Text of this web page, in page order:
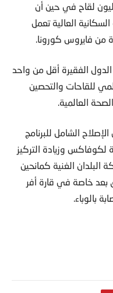
وزع البرنامج أكثر من 90 مليون لقاح في حين أن
العالية تعمل
من فايروس كورونا.
الفقيرة أقل من واحد
للقاحات والتحصين
العالمية.
الشامل للبرنامج
لكوفاكس وزيادة التركيز
البلدان الغنية كمانحين
بعد خاصة في قارة أفر
بالوباء.